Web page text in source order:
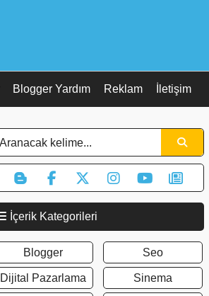
Blogger Yardım Reklam İletişim
İçerik Kategorileri
Blogger
Dijital Pazarlama
Seo
Sinema